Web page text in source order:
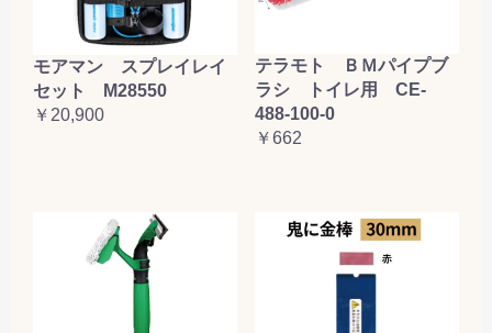
モアマン スプレイレイ
セット M28550
￥20,900
テラモト ＢＭパイプブ
ラシ トイレ用 CE-
488-100-0
￥662